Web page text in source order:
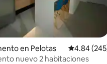
de 5; 139 evaluaciones
en Pelotas
4.84
nuevo 2 habitaciones